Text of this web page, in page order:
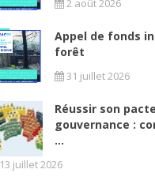
Appel de fonds
forêt
31 juillet 2026
Réussir son
gouvernance :
...
13 juillet 2026